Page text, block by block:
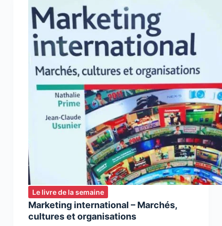
la
vie
d’une
agence
de
communication
Le livre de la semaine
Marketing international – Marchés,
cultures et organisations